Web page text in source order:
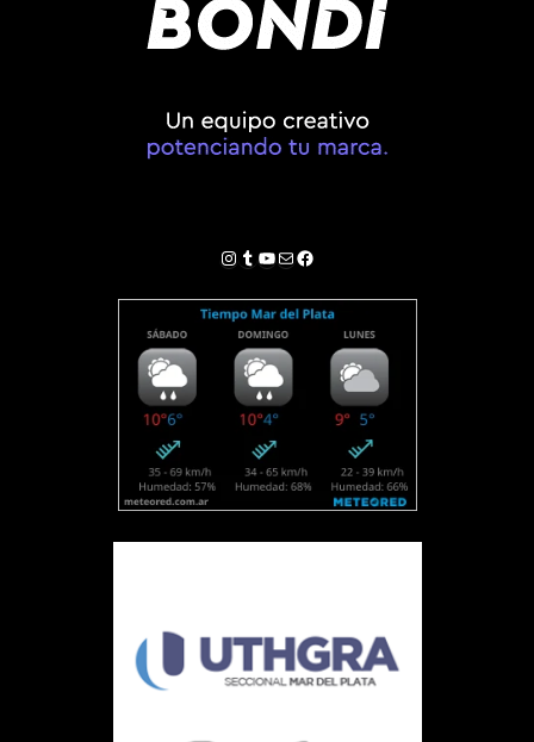
Instagram
Tumblr
YouTube
Correo electrónico
Facebook